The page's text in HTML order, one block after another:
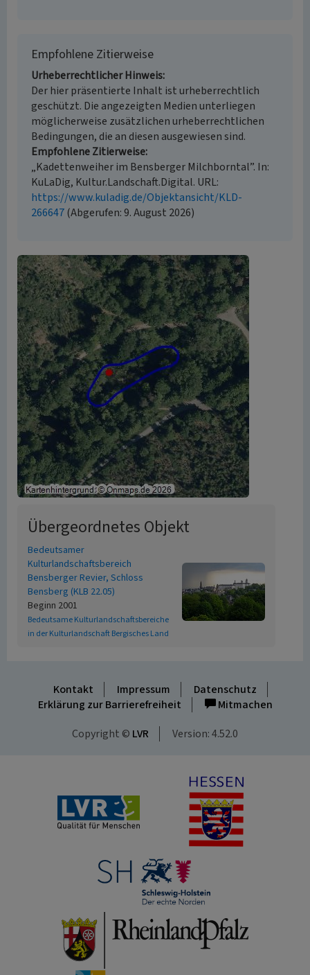
Empfohlene Zitierweise
Urheberrechtlicher Hinweis
Der hier präsentierte Inhalt ist urheberrechtlich
geschützt. Die angezeigten Medien unterliegen
möglicherweise zusätzlichen urheberrechtlichen
Bedingungen, die an diesen ausgewiesen sind.
Empfohlene Zitierweise
„Kadettenweiher im Bensberger Milchborntal”. In:
KuLaDig, Kultur.Landschaft.Digital. URL:
https://www.kuladig.de/Objektansicht/KLD-
266647(Abgerufen: 9. August 2026)
Übergeordnetes Objekt
Bedeutsamer
Kulturlandschaftsbereich
Bensberger Revier, Schloss
Bensberg (KLB 22.05)
Beginn 2001
Bedeutsame Kulturlandschaftsbereiche
in der Kulturlandschaft Bergisches Land
Kontakt Impressum
Datenschutz
Erklärung zur Barrierefreiheit
Mitmachen
Copyright © LVR Version: 4.52.0